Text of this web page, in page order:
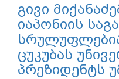
გივი
იაპონიის
ცუკუბას
პრეზიდენტს